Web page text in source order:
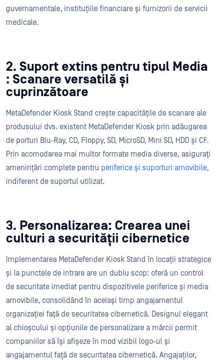
guvernamentale, instituțiile financiare și furnizorii de servicii
medicale.
2. Suport extins pentru tipul Media
: Scanare versatilă și
cuprinzătoare
MetaDefender Kiosk Stand crește capacitățile de scanare ale
produsului dvs. existent MetaDefender Kiosk prin adăugarea
de porturi Blu-Ray, CD, Floppy, SD, MicroSD, Mini SD, HDD și CF.
Prin acomodarea mai multor formate media diverse, asigurați
amenințări complete pentru periferice și suporturi amovibile,
indiferent de suportul utilizat.
3. Personalizarea: Crearea unei
culturi a securității cibernetice
Implementarea MetaDefender Kiosk Stand în locații strategice
și la punctele de intrare are un dublu scop: oferă un control
de securitate imediat pentru dispozitivele periferice și media
amovibile, consolidând în același timp angajamentul
organizației față de securitatea cibernetică. Designul elegant
al chioșcului și opțiunile de personalizare a mărcii permit
companiilor să își afișeze în mod vizibil logo-ul și
angajamentul față de securitatea cibernetică. Angajaților,